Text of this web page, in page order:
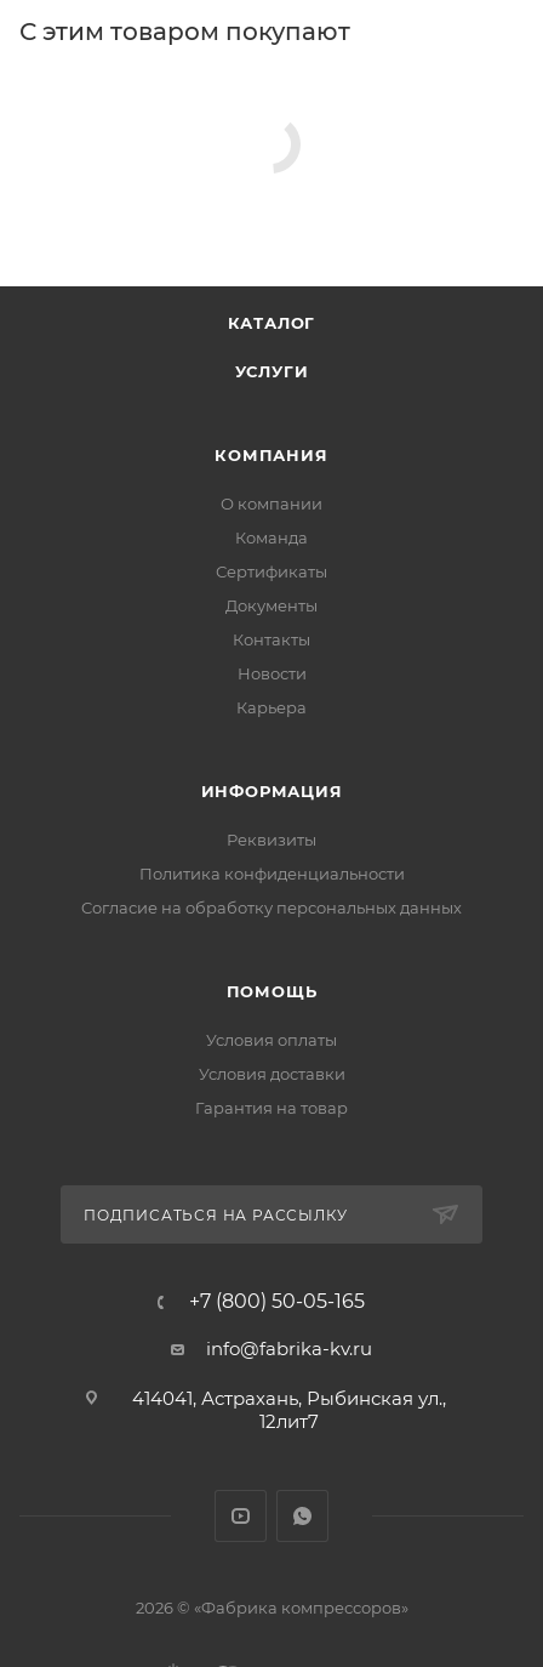
С этим товаром покупают
КАТАЛОГ
УСЛУГИ
КОМПАНИЯ
О компании
Команда
Сертификаты
Документы
Контакты
Новости
Карьера
ИНФОРМАЦИЯ
Реквизиты
Политика конфиденциальности
Cогласие на обработку персональных данных
ПОМОЩЬ
Условия оплаты
Условия доставки
Гарантия на товар
ПОДПИСАТЬСЯ НА РАССЫЛКУ
+7 (800) 50-05-165
info@fabrika-kv.ru
414041, Астрахань, Рыбинская ул.,
12лит7
2026 © «Фабрика компрессоров»